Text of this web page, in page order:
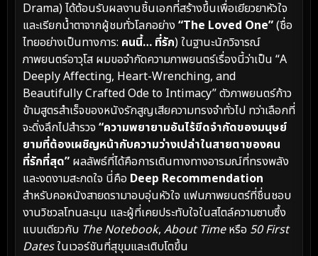
Drama) ได้ต้อนรับผลงานชิ้นเอกที่สร้างขึ้นเพื่อเยียวยาหัวใจ
และเรียกน้ำตาจากผู้ชมทั่วโลกอย่าง “The Loved One”(ชื่อ
ไทยอย่างเป็นทางการ: คนนี้… ที่รัก) ในฐานะนักวิจารณ์
ภาพยนตร์อาวุโส ผมขอจำกัดความภาพยนตร์เรื่องนี้ว่าเป็น “A
Deeply Affecting, Heart-Wrenching, and
Beautifully Crafted Ode to Intimacy” ตัวภาพยนตร์ก้าว
ข้ามสูตรสำเร็จของหนังรักสูญเสียความทรงจำทั่วไป ทว่าเลือกที่
จะดิ่งลึกไปสำรวจ “ความพยายามอันไร้ขีดจำกัดของมนุษย์
ยามที่ต้องเผชิญหน้ากับความว่างเปล่าในสายตาของคน
ที่รักที่สุด” ผลลัพธ์ที่ได้คือการเดินทางทางอารมณ์ที่ทรงพลัง
และงดงามสะกดใจ นี่คือ Deep Recommendation
สำหรับคอหนังสายดรามาอบอุ่นหัวใจ แฟนภาพยนตร์ที่ชื่นชอบ
งานวิชวลโทนละมุน และผู้ที่เคยประทับใจในสไตล์ความซาบซึ้ง
แบบเดียวกับ The Notebook, About Timeหรือ 50 First
Datesในเวอร์ชันที่สุขุมและเติบโตขึ้น